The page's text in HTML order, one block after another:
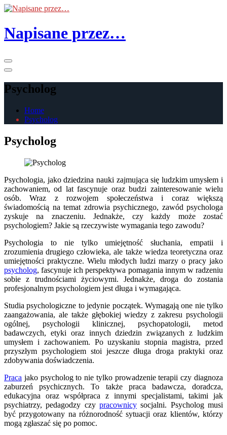
Skip
the
content
Napisane przez…
Psycholog
Home
Psycholog
Psycholog
Psychologia, jako dziedzina nauki zajmująca się ludzkim umysłem i
zachowaniem, od lat fascynuje oraz budzi zainteresowanie wielu
osób. Wraz z rozwojem społeczeństwa i coraz większą
świadomością na temat zdrowia psychicznego, zawód psychologa
zyskuje na znaczeniu. Jednakże, czy każdy może zostać
psychologiem? Jakie są rzeczywiste wymagania tego zawodu?
Psychologia to nie tylko umiejętność słuchania, empatii i
zrozumienia drugiego człowieka, ale także wiedza teoretyczna oraz
umiejętności praktyczne. Wielu młodych ludzi marzy o pracy jako
psycholog, fascynuje ich perspektywa pomagania innym w radzeniu
sobie z trudnościami życiowymi. Jednakże, droga do zostania
profesjonalnym psychologiem jest długa i wymagająca.
Studia psychologiczne to jedynie początek. Wymagają one nie tylko
zaangażowania, ale także głębokiej wiedzy z zakresu psychologii
ogólnej, psychologii klinicznej, psychopatologii, metod
badawczych, etyki oraz innych dziedzin związanych z ludzkim
umysłem i zachowaniem. Po uzyskaniu stopnia magistra, przed
przyszłym psychologiem stoi jeszcze długa droga praktyki oraz
zdobywania doświadczenia.
Praca jako psycholog to nie tylko prowadzenie terapii czy diagnoza
zaburzeń psychicznych. To także praca badawcza, doradcza,
edukacyjna oraz współpraca z innymi specjalistami, takimi jak
psychiatrzy, pedagodzy czy pracownicy socjalni. Psycholog musi
być przygotowany na różnorodność sytuacji oraz klientów, którzy
mogą zgłaszać się po pomoc.